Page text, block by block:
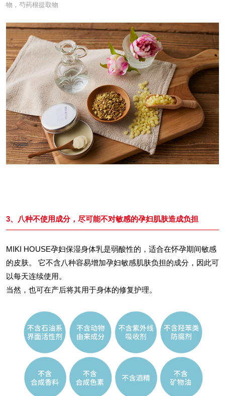
物，芍药根提取物
3、八种不使用成分，尽可能不对敏感的孕妇肌肤造成负担
MIKI HOUSE孕妇保湿身体乳是弱酸性的，适合在怀孕期间敏感
的皮肤。 它不含八种容易增加孕妇敏感肌肤负担的成分，因此可
以每天连续使用。
当然，也可在产后将其用于身体的修复护理。